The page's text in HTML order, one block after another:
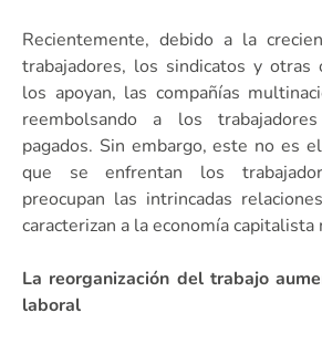
Recientemente, debido a la
trabajadores, los sindicatos y otras
los apoyan, las compañías
reembolsando a los
pagados. Sin embargo, este no es
que se enfrentan los
preocupan las intrincadas
caracterizan a la economía capitalista
La reorganización del trabajo
laboral